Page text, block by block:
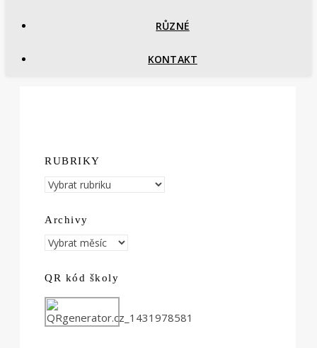
RŮZNÉ
KONTAKT
RUBRIKY
RUBRIKY
Archivy
Archivy
QR kód školy